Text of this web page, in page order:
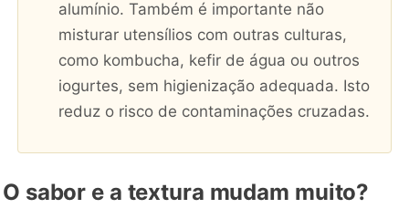
alumínio. Também é importante não
misturar utensílios com outras culturas,
como kombucha, kefir de água ou outros
iogurtes, sem higienização adequada. Isto
reduz o risco de contaminações cruzadas.
O sabor e a textura mudam muito?